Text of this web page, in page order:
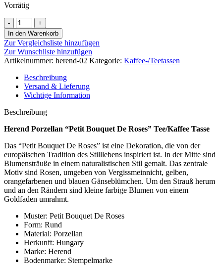
Vorrätig
Herend
Porzellan
“Petit
Bouquet
De
Roses”
Tee/Kaffee
Tasse
Menge
In den Warenkorb
Zur Vergleichsliste hinzufügen
Zur Wunschliste hinzufügen
Artikelnummer: herend-02 Kategorie: Kaffee-/Teetassen
Beschreibung
Versand & Lieferung
Wichtige Information
Beschreibung
Herend Porzellan “Petit Bouquet De Roses” Tee/Kaffee Tasse
Das “Petit Bouquet De Roses” ist eine Dekoration, die von der
europäischen Tradition des Stilllebens inspiriert ist. In der Mitte sind
Blumensträuße in einem naturalistischen Stil gemalt. Das zentrale
Motiv sind Rosen, umgeben von Vergissmeinnicht, gelben,
orangefarbenen und blauen Gänseblümchen. Um den Strauß herum
und an den Rändern sind kleine farbige Blumen von einem
Goldfaden umrahmt.
Muster: Petit Bouquet De Roses
Form: Rund
Material: Porzellan
Herkunft: Hungary
Marke: Herend
Bodenmarke: Stempelmarke